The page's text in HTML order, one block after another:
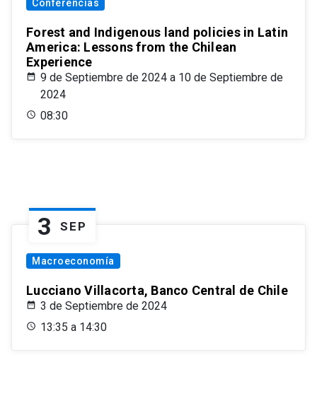
Conferencias
Forest and Indigenous land policies in Latin
America: Lessons from the Chilean
Experience
9 de Septiembre de 2024 a 10 de Septiembre de
2024
08:30
3 SEP
Macroeconomía
Lucciano Villacorta, Banco Central de Chile
3 de Septiembre de 2024
13:35 a 14:30